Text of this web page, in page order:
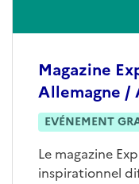
Magazine
Allemagne /
EVÉNEMENT
Le magazine
inspirationnel